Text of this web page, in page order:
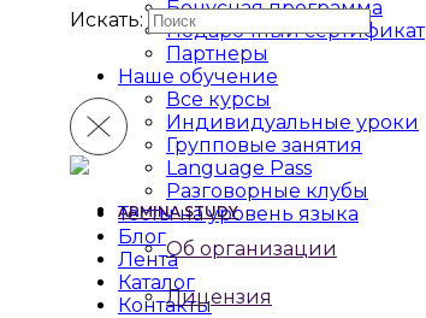
Бонусная программа
Подарочный сертификат
Партнеры
Наше обучение
Все курсы
Индивидуальные уроки
Групповые занятия
Language Pass
Разговорные клубы
Тесты на уровень языка
Блог
Лента
Каталог
Контакты
Искать:
ARMINA STUDY
Об организации
Лицензия